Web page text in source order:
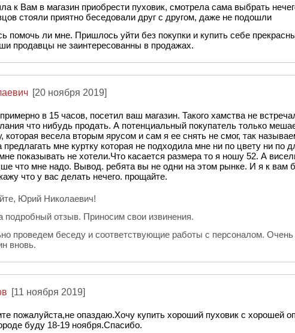
к Вам в магазин приобрести пуховик, смотрела сама выбрать
стояли приятно беседовали друг с другом, даже не подошли
помочь ли мне. Пришлось уйти без покупки и купить себе
продавцы не заинтересованны в продажах.
[20 ноября 2019]
в 15 часов, посетил ваш магазин. Такого хамства не
что нибудь продать. А потенциальный покупатель только
которая весела вторым ярусом и сам я ее снять не смог, так
мне куртку которая не подходила мне ни по цвету ни по
показывать не хотели.Что касается размера то я ношу 52. А
что мне надо. Вывод. ребята вы не одни на этом рынке. И я к вам
что у вас делать нечего. прощайте.
Юрий Николаевич!
подробный отзыв. Приносим свои извинения.
проведем беседу и соответствующие работы с персоналом.
вновь.
[11 ноября 2019]
пожалуйста,не опаздаю.Хочу купить хороший пуховик с хорошей
буду 18-19 ноября.Спасибо.